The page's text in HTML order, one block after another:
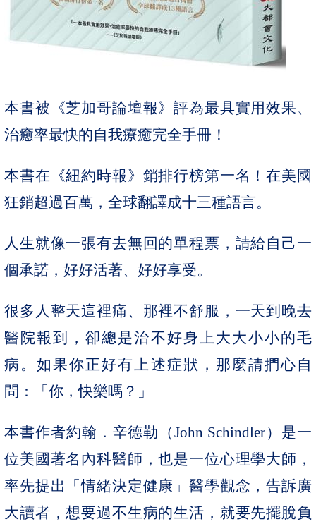
本書被《芝加哥論壇報》評為最具實用效果、
治癒率最快的自我療癒完全手冊！
本書在《紐約時報》銷排行榜第一名！在美國
狂銷超過百萬，全球翻譯成十三種語言。
人生就像一張有去無回的單程票，請給自己一
個承諾，好好活著、好好享受。
很多人整天這裡痛、那裡不舒服，一天到晚去
醫院報到，卻總是治不好身上大大小小的毛
病。如果你正好有上述症狀，那麼請捫心自
問：「你，快樂嗎？」
本書作者約翰．辛德勒（John Schindler）是一
位美國著名內科醫師，也是一位心理學大師，
率先提出「情緒決定健康」醫學觀念，告訴廣
大讀者，想要過不生病的生活，就要先擺脫負